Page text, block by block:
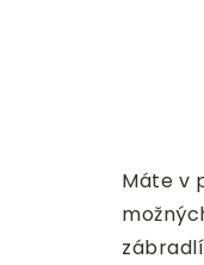
Máte v